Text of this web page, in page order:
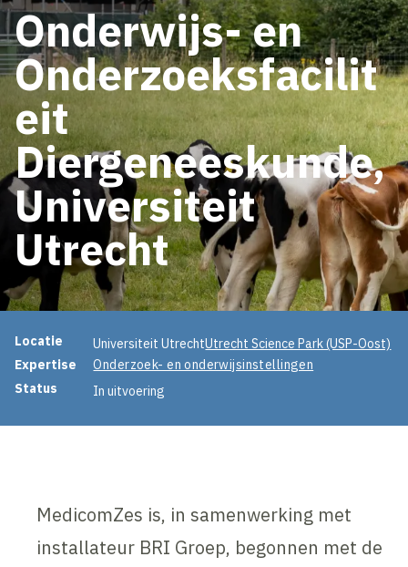
Onderwijs- en
Onderzoeksfacilit
eit
Diergeneeskunde,
Universiteit
Utrecht
Projectinformatie
Locatie Universiteit UtrechtUtrecht Science Park (USP-Oost)
Expertise
Onderzoek- en onderwijsinstellingen
Status
In uitvoering
MedicomZes is, in samenwerking met
installateur BRI Groep, begonnen met de